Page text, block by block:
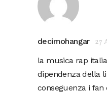
decimohangar 27
la musica rap
dipendenza della
conseguenza i